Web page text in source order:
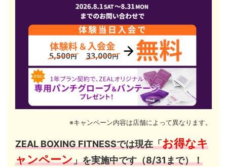
※キャンペーン内容は店舗によって異なります。
ZEAL BOXING FITNESSでは現在「お得なキ
ャンペーン」を実施中です（8/31まで）！